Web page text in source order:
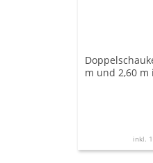
m und 2,60 m
inkl.